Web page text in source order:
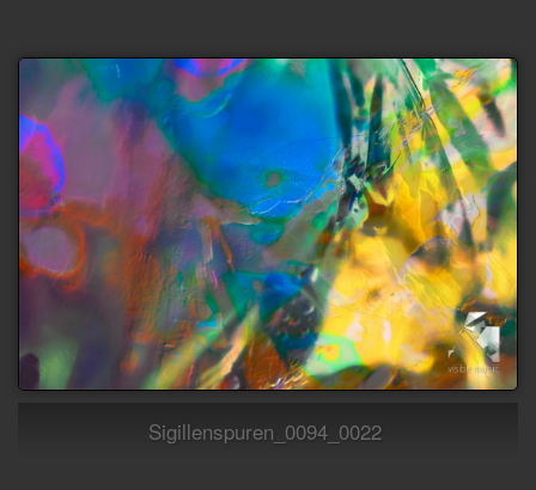
Sigillenspuren_0094_0022